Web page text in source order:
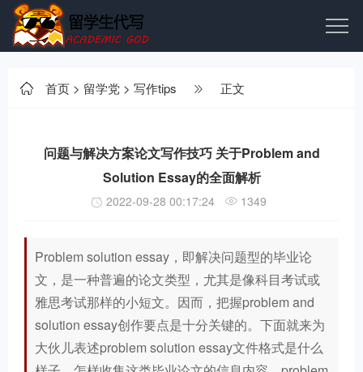
首页 > 留学党 > 写作tips 正文
问题与解决方案论文写作技巧 关于Problem and
Solution Essay的全面解析
2022-09-28 00:17:24 1349
Problem solution essay，即解决问题型的毕业论
文，是一种普遍的论文类型，尤其是像科目考试或
雅思考试那样的小短文。因而，把握problem and
solution essay创作要点是十分关键的。下面就来为
大伙儿表述problem solution essay文件格式是什么